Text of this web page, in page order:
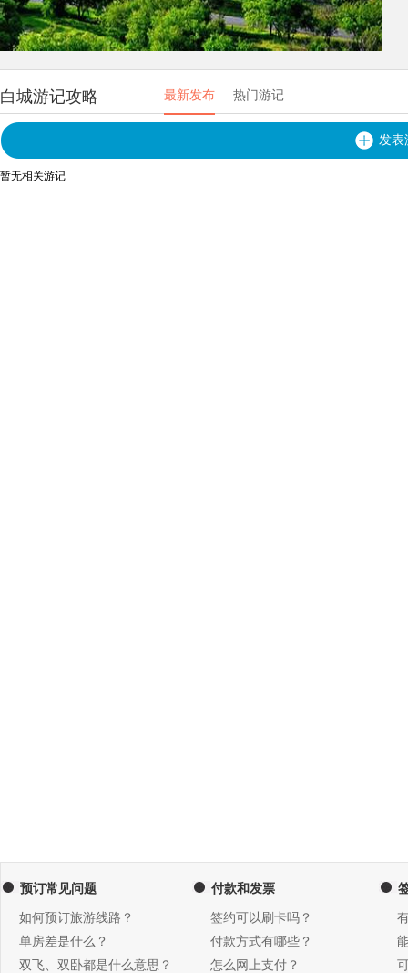
白城游记攻略 最新发布 热门游记
发表
暂无相关游记
预订常见问题
如何预订旅游线路？
单房差是什么？
双飞、双卧都是什么意思？
付款和发票
签约可以刷卡吗？
付款方式有哪些？
怎么网上支付？